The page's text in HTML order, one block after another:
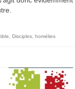
, Disciples, homélies